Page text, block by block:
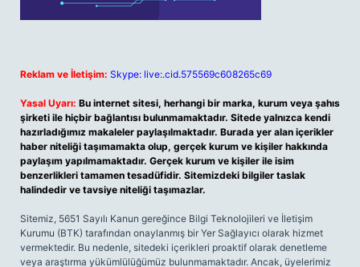
Reklam ve İletişim: Skype: live:.cid.575569c608265c69
Yasal Uyarı: Bu internet sitesi, herhangi bir marka, kurum veya şahıs
şirketi ile hiçbir bağlantısı bulunmamaktadır. Sitede yalnızca kendi
hazırladığımız makaleler paylaşılmaktadır. Burada yer alan içerikler
haber niteliği taşımamakta olup, gerçek kurum ve kişiler hakkında
paylaşım yapılmamaktadır. Gerçek kurum ve kişiler ile isim
benzerlikleri tamamen tesadüfidir. Sitemizdeki bilgiler taslak
halindedir ve tavsiye niteliği taşımazlar.
Sitemiz, 5651 Sayılı Kanun gereğince Bilgi Teknolojileri ve İletişim
Kurumu (BTK) tarafından onaylanmış bir Yer Sağlayıcı olarak hizmet
vermektedir. Bu nedenle, sitedeki içerikleri proaktif olarak denetleme
veya araştırma yükümlülüğümüz bulunmamaktadır. Ancak, üyelerimiz